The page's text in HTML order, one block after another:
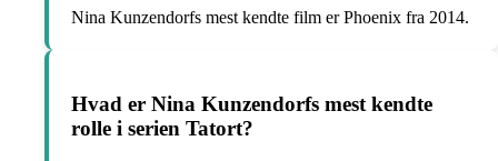
Nina Kunzendorfs mest kendte film er Phoenix fra 2014.
Hvad er Nina Kunzendorfs mest kendte
rolle i serien Tatort?